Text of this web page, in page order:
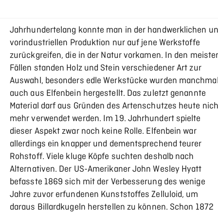
Jahrhundertelang konnte man in der handwerklichen
vorindustriellen Produktion nur auf jene Werkstoffe
zurückgreifen, die in der Natur vorkamen. In den
Fällen standen Holz und Stein verschiedener Art zur
Auswahl, besonders edle Werkstücke wurden
auch aus Elfenbein hergestellt. Das zuletzt genannte
Material darf aus Gründen des Artenschutzes heute
mehr verwendet werden. Im 19. Jahrhundert spielte
dieser Aspekt zwar noch keine Rolle. Elfenbein war
allerdings ein knapper und dementsprechend teurer
Rohstoff. Viele kluge Köpfe suchten deshalb nach
Alternativen. Der US-Amerikaner John Wesley Hyatt
befasste 1869 sich mit der Verbesserung des wenige
Jahre zuvor erfundenen Kunststoffes Zelluloid, um
daraus Billardkugeln herstellen zu können. Schon 1872